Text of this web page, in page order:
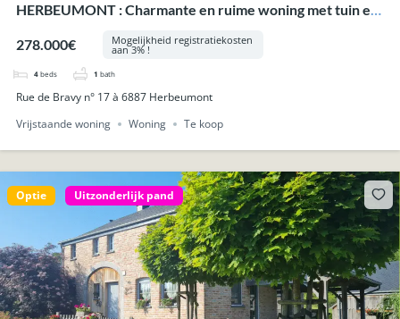
HERBEUMONT : Charmante en ruime woning met tuin en
278.000€
Mogelijkheid registratiekosten
aan 3% !
4 beds 1 bath
Rue de Bravy n° 17 à 6887 Herbeumont
Vrijstaande woning
Woning Te koop
Optie Uitzonderlijk pand